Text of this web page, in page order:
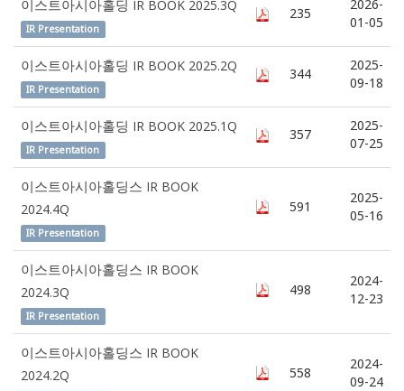
이스트아시아홀딩 IR BOOK 2025.3Q
IR Presentation
235
2026-
01-05
이스트아시아홀딩 IR BOOK 2025.2Q
IR Presentation
344
2025-
09-18
이스트아시아홀딩 IR BOOK 2025.1Q
IR Presentation
357
2025-
07-25
이스트아시아홀딩스 IR BOOK
2024.4Q
IR Presentation
591
2025-
05-16
이스트아시아홀딩스 IR BOOK
2024.3Q
IR Presentation
498
2024-
12-23
이스트아시아홀딩스 IR BOOK
2024.2Q
558
2024-
09-24